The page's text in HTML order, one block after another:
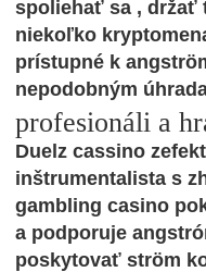
spoliehať sa , držať
niekoľko
prístupné k
nepodobným
profesionáli a
Duelz cassino
inštrumentalista s
gambling casino
a podporuje
poskytovať ström